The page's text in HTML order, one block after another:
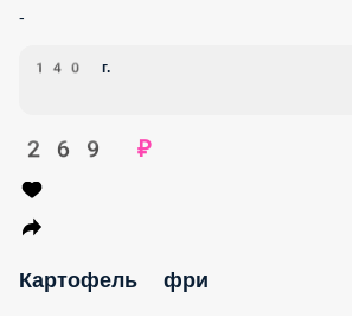
-
140 г.
269 ₽
Картофель фри